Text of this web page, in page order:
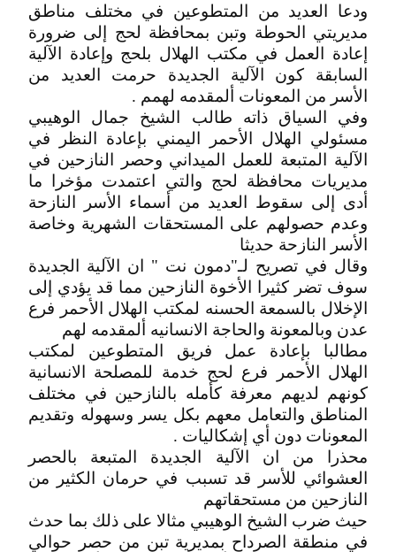
ودعا العديد من المتطوعين في مختلف مناطق
مديريتي الحوطة وتبن بمحافظة لحج إلى ضرورة
إعادة العمل في مكتب الهلال بلحج وإعادة الآلية
السابقة كون الآلية الجديدة حرمت العديد من
الأسر من المعونات ألمقدمه لهمم .
وفي السياق ذاته طالب الشيخ جمال الوهيبي
مسئولي الهلال الأحمر اليمني بإعادة النظر في
الآلية المتبعة للعمل الميداني وحصر النازحين في
مديريات محافظة لحج والتي اعتمدت مؤخرا ما
أدى إلى سقوط العديد من أسماء الأسر النازحة
وعدم حصولهم على المستحقات الشهرية وخاصة
الأسر النازحة حديثا
وقال في تصريح لـ"دمون نت " ان الآلية الجديدة
سوف تضر كثيرا الأخوة النازحين مما قد يؤدي إلى
الإخلال بالسمعة الحسنه لمكتب الهلال الأحمر فرع
عدن وبالمعونة والحاجة الانسانيه ألمقدمه لهم
مطالبا بإعادة عمل فريق المتطوعين لمكتب
الهلال الأحمر فرع لحج خدمة للمصلحة الانسانية
كونهم لديهم معرفة كأمله بالنازحين في مختلف
المناطق والتعامل معهم بكل يسر وسهوله وتقديم
المعونات دون أي إشكاليات .
محذرا من ان الآلية الجديدة المتبعة بالحصر
العشوائي للأسر قد تسبب في حرمان الكثير من
النازحين من مستحقاتهم
حيث ضرب الشيخ الوهيبي مثالا على ذلك بما حدث
في منطقة الصرداح بمديرية تبن من حصر حوالي